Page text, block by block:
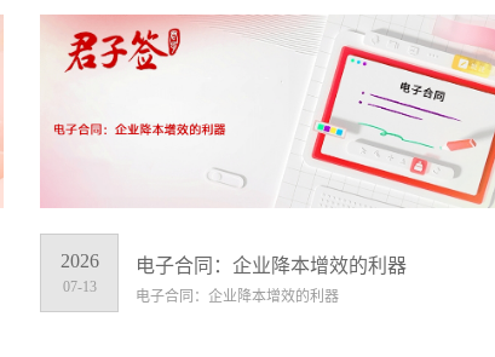
2026
07-13
电子合同：企业降本增效的利器
电子合同：企业降本增效的利器